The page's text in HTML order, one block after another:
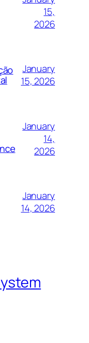
15,
2026
January
15, 2026
January
14,
2026
January
14, 2026